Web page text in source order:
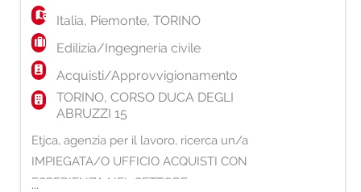
Italia, Piemonte,TORINO
Edilizia/Ingegneria civile
Acquisti/Approvvigionamento
TORINO, CORSO DUCA DEGLI
ABRUZZI 15
Etjca, agenzia per il lavoro, ricerca un/a
IMPIEGATA/O UFFICIO ACQUISTI CON
ESPERIENZA NEL SETTORE
...